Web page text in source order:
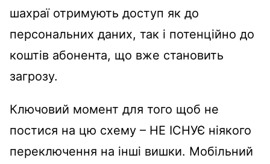
шахраї отримують доступ як до
персональних даних, так і потенційно до
коштів абонента, що вже становить
загрозу.
Ключовий момент для того щоб не
постися на цю схему – НЕ ІСНУЄ ніякого
переключення на інші вишки. Мобільний